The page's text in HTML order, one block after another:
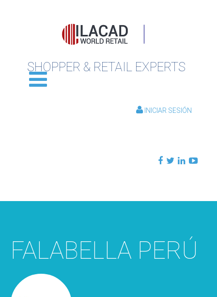
SHOPPER & RETAIL EXPERTS
INICIAR SESIÓN
FALABELLA PERÚ